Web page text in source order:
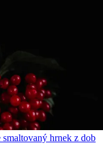
smaltovaný hrnek z dob